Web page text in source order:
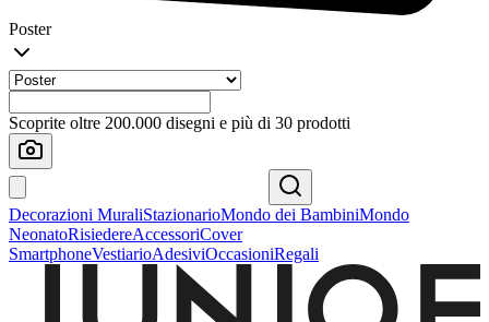
Poster
Scoprite oltre 200.000 disegni e più di 30 prodotti
Decorazioni MuraliStazionarioMondo dei BambiniMondo
NeonatoRisiedereAccessoriCover
SmartphoneVestiarioAdesiviOccasioniRegali